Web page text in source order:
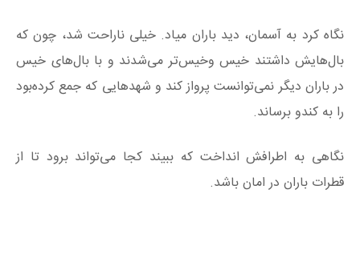
نگاه کرد به آسمان، دید باران میاد. خیلی ناراحت شد، چون که
بال‌هایش داشتند خیس وخیس‌تر می‌شدند و با بال‌های خیس
در باران دیگر نمی‌توانست پرواز کند و شهدهایی که جمع کرده‌بود
را به کندو برساند.
نگاهی به اطرافش انداخت که ببیند کجا می‌تواند برود تا از
قطرات باران در امان باشد.